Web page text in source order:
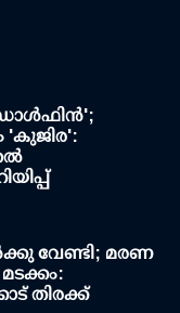
'കുജിര':
വേണ്ടി; മരണ
തിരക്ക്